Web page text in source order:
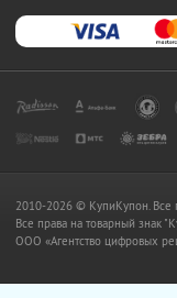
2010-2026 © КупиКупон. Все
Все права на товарный знак
OOO «Агентство цифровых